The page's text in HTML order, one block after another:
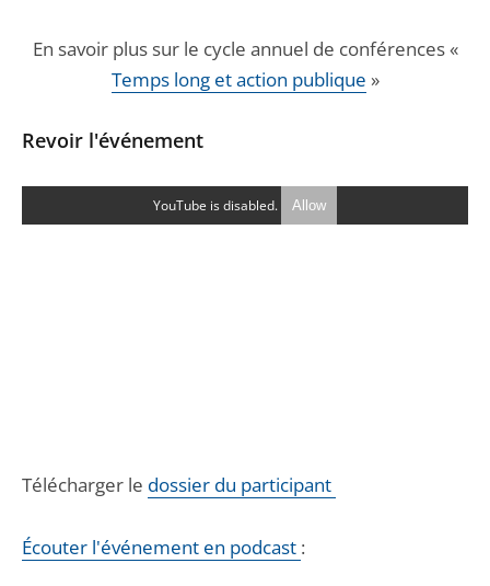
En savoir plus sur le cycle annuel de conférences «
Temps long et action publique »
Revoir l'événement
YouTube is disabled. Allow
Télécharger le dossier du participant
Écouter l'événement en podcast :